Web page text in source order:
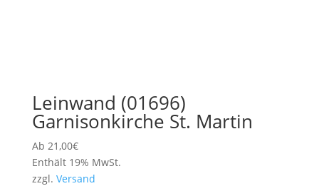
Leinwand (01696)
Garnisonkirche St. Martin
Ab 21,00€
Enthält 19% MwSt.
zzgl. Versand